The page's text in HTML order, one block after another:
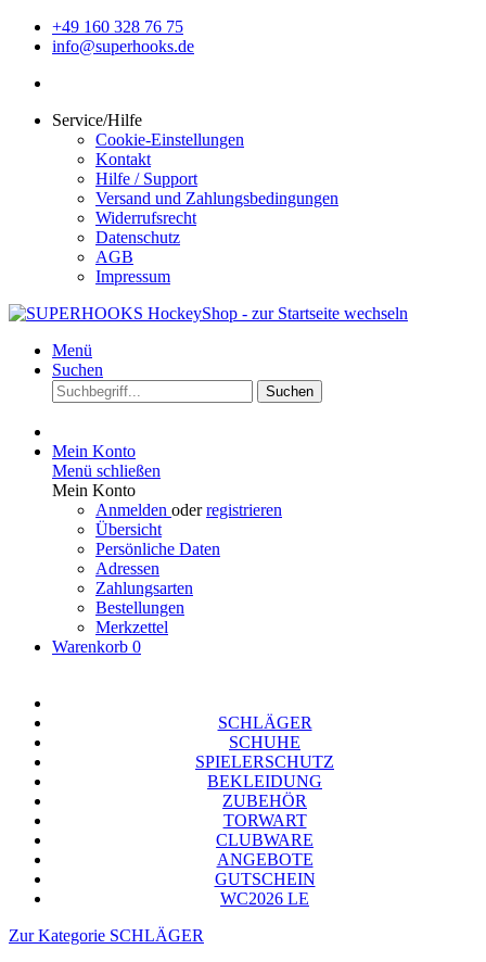
+49 160 328 76 75
info@superhooks.de
Service/Hilfe
Cookie-Einstellungen
Kontakt
Hilfe / Support
Versand und Zahlungsbedingungen
Widerrufsrecht
Datenschutz
AGB
Impressum
Menü
Suchen
Suchen
Mein Konto
Menü schließen
Mein Konto
Anmelden oderregistrieren
Übersicht
Persönliche Daten
Adressen
Zahlungsarten
Bestellungen
Merkzettel
Warenkorb 0
SCHLÄGER
SCHUHE
SPIELERSCHUTZ
BEKLEIDUNG
ZUBEHÖR
TORWART
CLUBWARE
ANGEBOTE
GUTSCHEIN
WC2026 LE
Zur Kategorie SCHLÄGER